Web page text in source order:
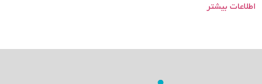
اطلاعات بیشتر